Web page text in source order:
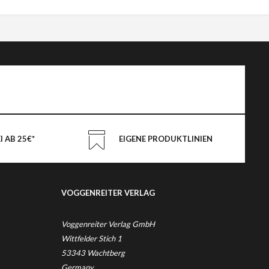
AB 25€* EIGENE PRODUKTLINIEN
VOGGENREITER VERLAG
Voggenreiter Verlag GmbH
Wittfelder Stich 1
53343 Wachtberg